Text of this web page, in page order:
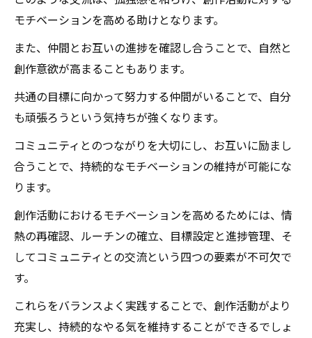
モチベーションを高める助けとなります。
また、仲間とお互いの進捗を確認し合うことで、自然と
創作意欲が高まることもあります。
共通の目標に向かって努力する仲間がいることで、自分
も頑張ろうという気持ちが強くなります。
コミュニティとのつながりを大切にし、お互いに励まし
合うことで、持続的なモチベーションの維持が可能にな
ります。
創作活動におけるモチベーションを高めるためには、情
熱の再確認、ルーチンの確立、目標設定と進捗管理、そ
してコミュニティとの交流という四つの要素が不可欠で
す。
これらをバランスよく実践することで、創作活動がより
充実し、持続的なやる気を維持することができるでしょ